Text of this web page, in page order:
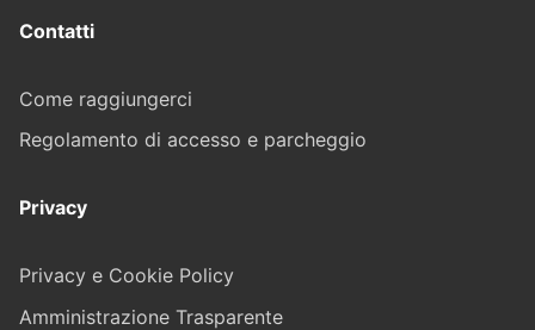
Contatti
Come raggiungerci
Regolamento di accesso e parcheggio
Privacy
Privacy e Cookie Policy
Amministrazione Trasparente